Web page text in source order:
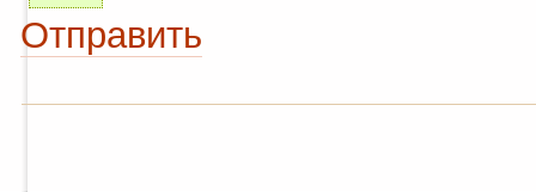
Отправить